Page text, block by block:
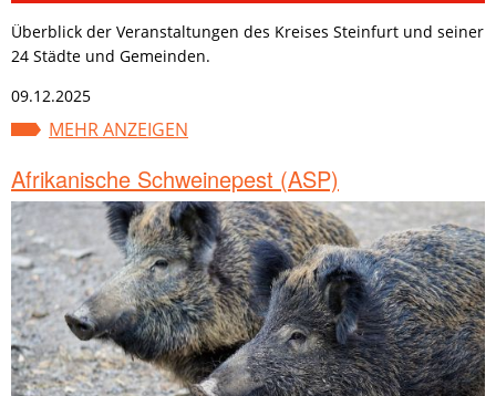
Überblick der Veranstaltungen des Kreises Steinfurt und seiner
24 Städte und Gemeinden.
09.12.2025
MEHR ANZEIGEN
Afrikanische Schweinepest (ASP)